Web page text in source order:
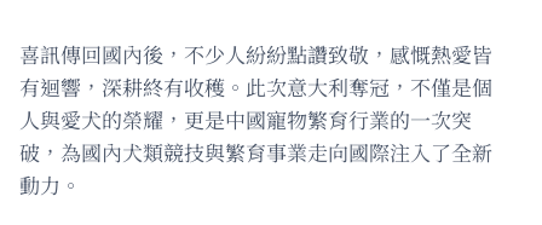
喜訊傳回國內後，不少人紛紛點讚致敬，感慨熱愛皆
有迴響，深耕終有收穫。此次意大利奪冠，不僅是個
人與愛犬的榮耀，更是中國寵物繁育行業的一次突
破，為國內犬類競技與繁育事業走向國際注入了全新
動力。